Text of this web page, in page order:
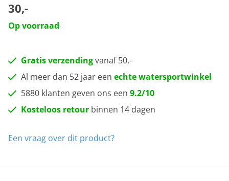
30,-
Op voorraad
Gratis verzendingvanaf 50,-
Al meer dan 52 jaar een echte watersportwinkel
5880 klanten geven ons een 9.2/10
Kosteloos retour binnen 14 dagen
Een vraag over dit product?